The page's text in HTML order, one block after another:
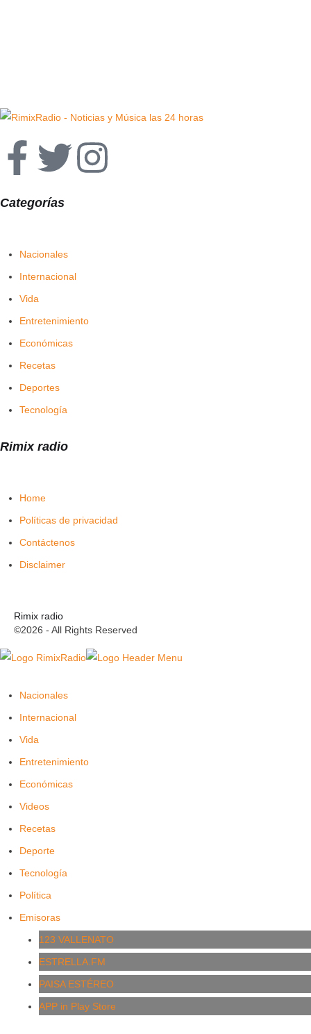
Rimix radio
Home
Políticas de privacidad
Contáctenos
Disclaimer
Categorías
Nacionales
Internacional
Vida
Entretenimiento
Económicas
Recetas
Deportes
Tecnología
Rimix radio
©2026 - All Rights Reserved
Nacionales
Internacional
Vida
Entretenimiento
Económicas
Videos
Recetas
Deporte
Tecnología
Política
Emisoras
123 VALLENATO
ESTRELLA.FM
PAISA ESTÉREO
APP in Play Store